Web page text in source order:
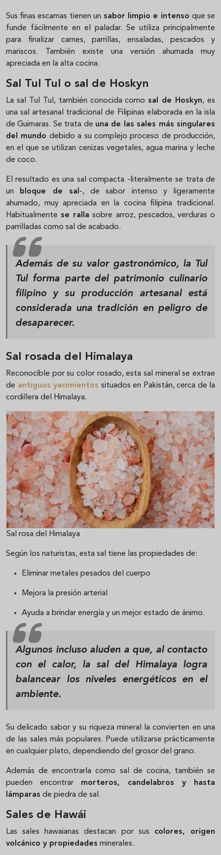
Sus finas escamas tienen un sabor limpio e intenso que se
funde fácilmente en el paladar. Se utiliza principalmente
para finalizar carnes, parrillas, ensaladas, pescados y
mariscos. También existe una versión ahumada muy
apreciada en la alta cocina.
Sal Tul Tul o sal de Hoskyn
La sal Tul Tul, también conocida como sal de Hoskyn, es
una sal artesanal tradicional de Filipinas elaborada en la isla
de Guimaras. Se trata de una de las sales más singulares
del mundo debido a su complejo proceso de producción,
en el que se utilizan cenizas vegetales, agua marina y leche
de coco.
El resultado es una sal compacta -literalmente se trata de
un
bloque de sal -, de sabor intenso y ligeramente
ahumado, muy apreciada en la cocina filipina tradicional.
Habitualmente se ralla sobre arroz, pescados, verduras o
parrilladas como sal de acabado.
Además de su valor gastronómico, la Tul
Tul forma parte del patrimonio culinario
filipino y su producción artesanal está
considerada una tradición en peligro de
desaparecer.
Sal rosada del Himalaya
Reconocible por su color rosado, esta sal mineral se extrae
de antiguos yacimientos situados en Pakistán, cerca de la
cordillera del Himalaya.
Sal rosa del Himalaya
Según los naturistas, esta sal tiene las propiedades de:
Eliminar metales pesados del cuerpo
Mejora la presión arterial
Ayuda a brindar energía y un mejor estado de ánimo.
Algunos incluso aluden a que, al contacto
con el calor, la sal del Himalaya logra
balancear los niveles energéticos en el
ambiente.
Su delicado sabor y su riqueza mineral la convierten en una
de las sales más populares. Puede utilizarse prácticamente
en cualquier plato, dependiendo del grosor del grano.
Además de encontrarla como sal de cocina, también se
pueden encontrar morteros, candelabros y hasta
lámparas de piedra de sal.
Sales de Hawái
Las sales hawaianas destacan por sus colores, origen
volcánico y propiedades minerales.